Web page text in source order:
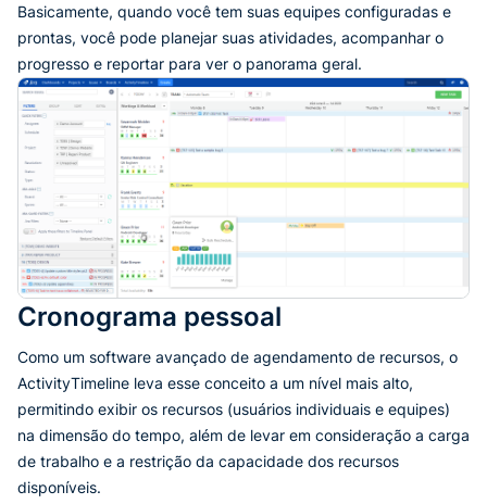
Basicamente, quando você tem suas equipes configuradas e
prontas, você pode planejar suas atividades, acompanhar o
progresso e reportar para ver o panorama geral.
Cronograma pessoal
Como um software avançado de agendamento de recursos, o
ActivityTimeline leva esse conceito a um nível mais alto,
permitindo exibir os recursos (usuários individuais e equipes)
na dimensão do tempo, além de levar em consideração a carga
de trabalho e a restrição da capacidade dos recursos
disponíveis.